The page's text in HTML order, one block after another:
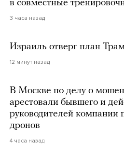
в совместные
3 часа назад
Израиль отверг план
12 минут назад
В Москве по делу о
арестовали бывшего и
руководителей компании
дронов
4 часа назад